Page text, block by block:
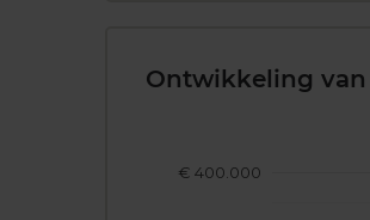
Ontwikkeling
€ 400.000